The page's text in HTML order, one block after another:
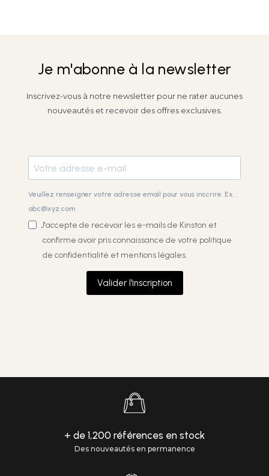
Je m'abonne à la newsletter
Inscrivez-vous à notre newsletter pour ne rater aucunes
nouveautés et recevoir des offres exclusives.
Veuillez renseigner votre adresse email pour vous inscrire. Ex. :
abc@xyz.com
J'accepte de recevoir les e-mails de Kinston et
confirme avoir pris connaissance de votre politique
de confidentialité et mentions légales.
Valider l'inscription
+ de 1,200 références en stock
Des nouveautés en permanence